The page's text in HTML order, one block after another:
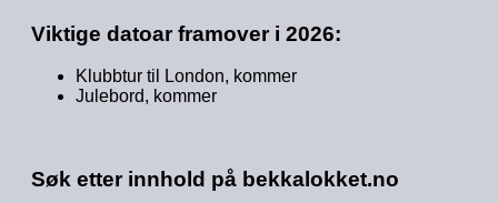
Viktige datoar framover i 2026:
Klubbtur til London, kommer
Julebord, kommer
Søk etter innhold på bekkalokket.no